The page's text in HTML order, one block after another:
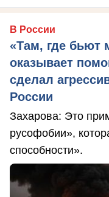
В России
«Там, где бьют
оказывает
сделал
России
Захарова: Это
русофобии»,
способности».